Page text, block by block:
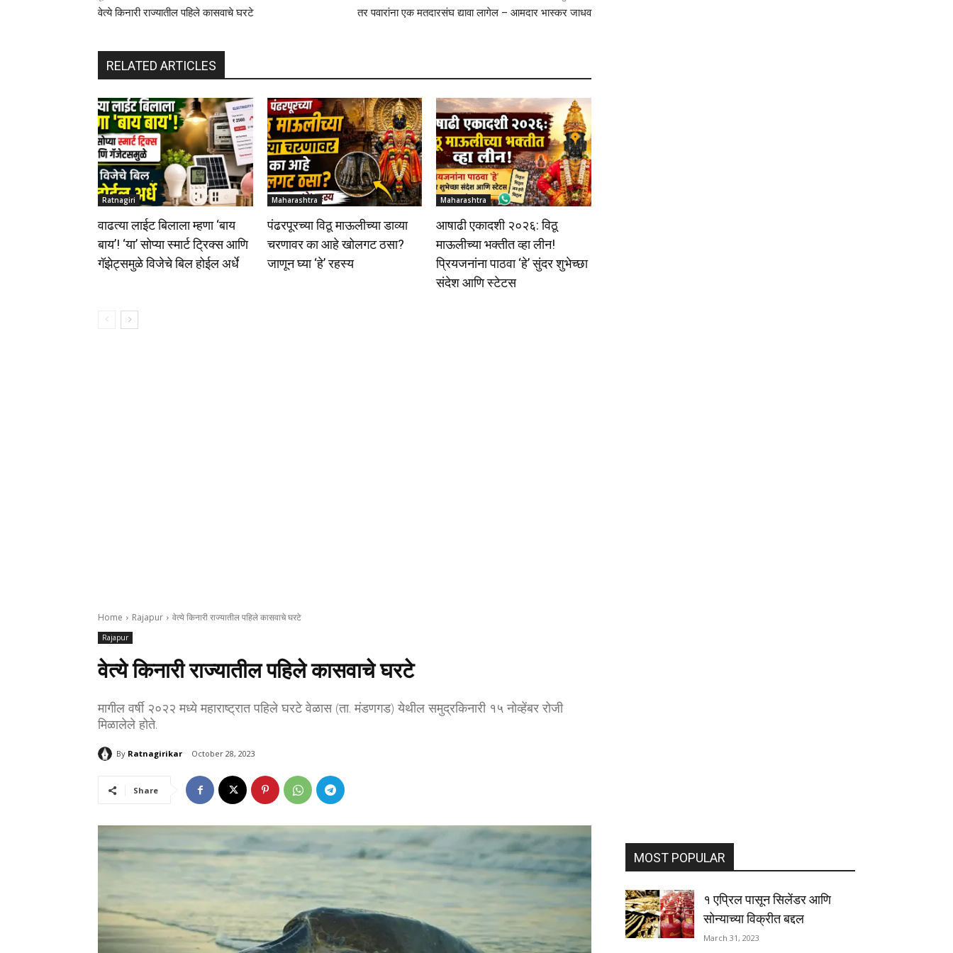
वेत्ये किनारी राज्यातील पहिले कासवाचे घरटे तर पवारांना एक मतदारसंघ द्यावा लागेल – आमदार भास्कर जाधव
RELATED ARTICLES
Ratnagiri
वाढत्या लाईट बिलाला म्हणा ‘बाय
बाय’! ‘या’ सोप्या स्मार्ट ट्रिक्स आणि
गॅझेट्समुळे विजेचे बिल होईल अर्धे
Maharashtra
पंढरपूरच्या विठू माऊलीच्या डाव्या
चरणावर का आहे खोलगट ठसा?
जाणून घ्या ‘हे’ रहस्य
Maharashtra
आषाढी एकादशी २०२६: विठू
माऊलीच्या भक्तीत व्हा लीन!
प्रियजनांना पाठवा ‘हे’ सुंदर शुभेच्छा
संदेश आणि स्टेटस